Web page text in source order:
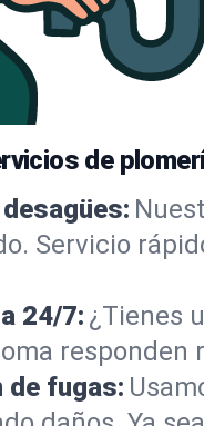
de
Servicio
24/7: ¿Tienes
de fugas: